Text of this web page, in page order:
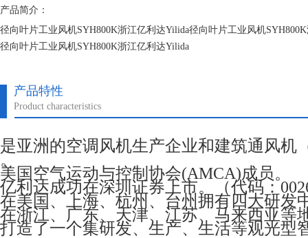
产品简介：
径向叶片工业风机SYH800K浙江亿利达Yilida径向叶片工业风机
径向叶片工业风机SYH800K浙江亿利达Yilida
产品特性
Product characteristics
是亚洲的空调风机生产企业和建筑通风机
。
美国空气运动与控制协会(AMCA)成员。
亿利达成功在深圳证券上市。（代码：
在美国、上海、杭州、台州拥有四大研发
在浙江、广东、天津、江苏、马来西亚等
打造了一个集研发、生产、生活等观光型